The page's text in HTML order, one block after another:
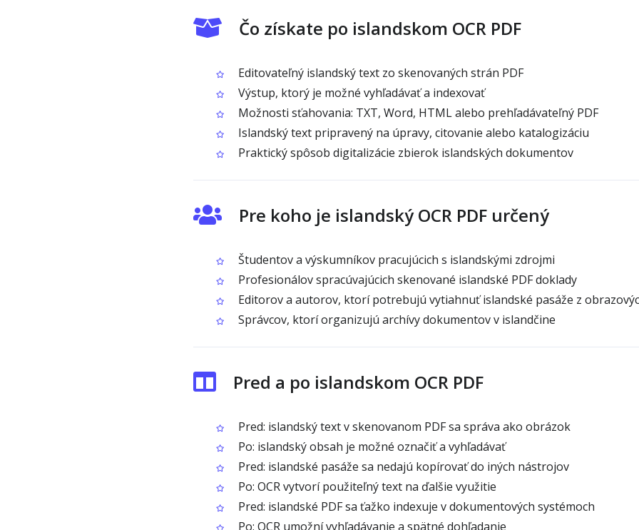
Čo získate po islandskom OCR PDF
Editovateľný islandský text zo skenovaných strán PDF
Výstup, ktorý je možné vyhľadávať a indexovať
Možnosti sťahovania: TXT, Word, HTML alebo prehľadávateľný PDF
Islandský text pripravený na úpravy, citovanie alebo katalogizáciu
Praktický spôsob digitalizácie zbierok islandských dokumentov
Pre koho je islandský OCR PDF určený
Študentov a výskumníkov pracujúcich s islandskými zdrojmi
Profesionálov spracúvajúcich skenované islandské PDF doklady
Editorov a autorov, ktorí potrebujú vytiahnuť islandské pasáže z
Správcov, ktorí organizujú archívy dokumentov v islandčine
Pred a po islandskom OCR PDF
Pred: islandský text v skenovanom PDF sa správa ako obrázok
Po: islandský obsah je možné označiť a vyhľadávať
Pred: islandské pasáže sa nedajú kopírovať do iných nástrojov
Po: OCR vytvorí použiteľný text na ďalšie využitie
Pred: islandské PDF sa ťažko indexuje v dokumentových systémoch
Po: OCR umožní vyhľadávanie a spätné dohľadanie